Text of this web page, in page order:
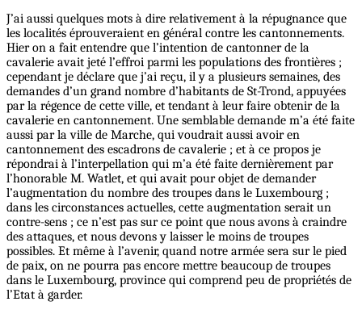
J’ai aussi quelques mots à dire relativement à la répugnance que
les localités éprouveraient en général contre les cantonnements.
Hier on a fait entendre que l’intention de cantonner de la
cavalerie avait jeté l’effroi parmi les populations des frontières ;
cependant je déclare que j’ai reçu, il y a plusieurs semaines, des
demandes d’un grand nombre d’habitants de St-Trond, appuyées
par la régence de cette ville, et tendant à leur faire obtenir de la
cavalerie en cantonnement. Une semblable demande m’a été faite
aussi par la ville de Marche, qui voudrait aussi avoir en
cantonnement des escadrons de cavalerie ; et à ce propos je
répondrai à l’interpellation qui m’a été faite dernièrement par
l’honorable M. Watlet, et qui avait pour objet de demander
l’augmentation du nombre des troupes dans le Luxembourg ;
dans les circonstances actuelles, cette augmentation serait un
contre-sens ; ce n’est pas sur ce point que nous avons à craindre
des attaques, et nous devons y laisser le moins de troupes
possibles. Et même à l’avenir, quand notre armée sera sur le pied
de paix, on ne pourra pas encore mettre beaucoup de troupes
dans le Luxembourg, province qui comprend peu de propriétés de
l’Etat à garder.